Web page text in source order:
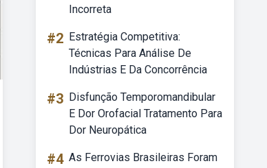
Incorreta
#2 Estratégia Competitiva:
Técnicas Para Análise De
Indústrias E Da Concorrência
#3 Disfunção Temporomandibular
E Dor Orofacial Tratamento Para
Dor Neuropática
#4 As Ferrovias Brasileiras Foram